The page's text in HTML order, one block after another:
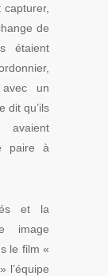
de
étaient
un
dit qu’ils
avaient
paire à
et la
image
le film «
l’équipe